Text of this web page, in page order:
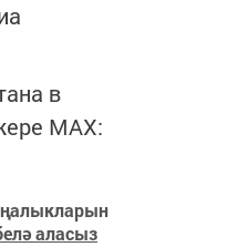
в
MАХ:
аласыз